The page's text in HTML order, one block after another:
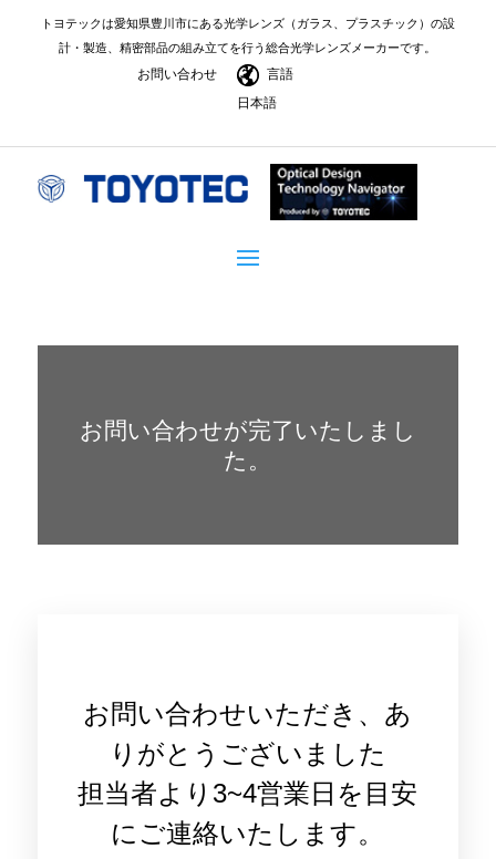
トヨテックは愛知県豊川市にある光学レンズ（ガラス、プラスチック）の設
計・製造、精密部品の組み立てを行う総合光学レンズメーカーです。
お問い合わせ
言語
日本語
お問い合わせが完了いたしまし
た。
お問い合わせいただき、あ
りがとうございました
担当者より3~4営業日を目安
にご連絡いたします。